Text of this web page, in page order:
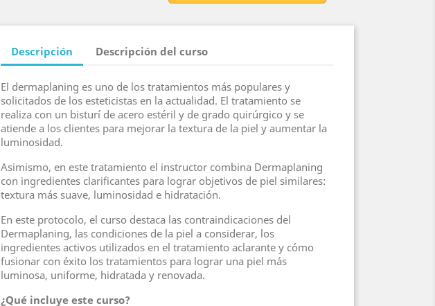
Descripción Descripción del curso
El dermaplaning es uno de los tratamientos más populares y
solicitados de los esteticistas en la actualidad. El tratamiento se
realiza con un bisturí de acero estéril y de grado quirúrgico y se
atiende a los clientes para mejorar la textura de la piel y aumentar la
luminosidad.
Asimismo, en este tratamiento el instructor combina Dermaplaning
con ingredientes clarificantes para lograr objetivos de piel similares:
textura más suave, luminosidad e hidratación.
En este protocolo, el curso destaca las contraindicaciones del
Dermaplaning, las condiciones de la piel a considerar, los
ingredientes activos utilizados en el tratamiento aclarante y cómo
fusionar con éxito los tratamientos para lograr una piel más
luminosa, uniforme, hidratada y renovada.
¿Qué incluye este curso?